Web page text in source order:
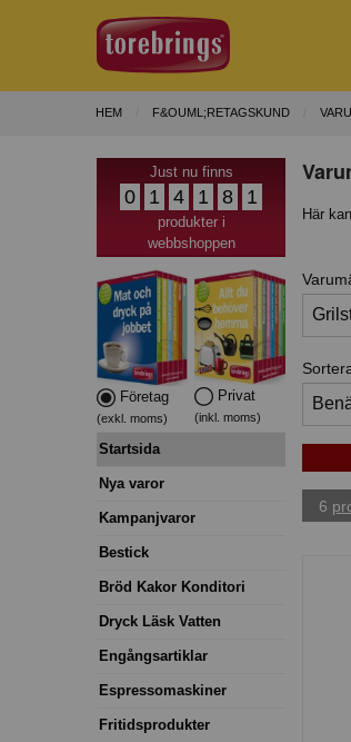
HEM F&OUML;RETAGSKUND
Just nu finns
0 1 4 1 8 1
produkter i
webbshoppen
Företag
(exkl. moms)
Privat
(inkl. moms)
Startsida
Nya varor
Kampanjvaror
Bestick
Bröd Kakor Konditori
Dryck Läsk Vatten
Engångsartiklar
Espressomaskiner
Fritidsprodukter
Här
6